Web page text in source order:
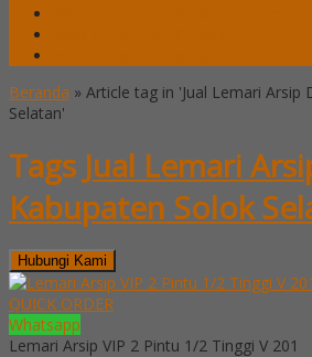
Beranda » Article tag in 'Jual Lemari Arsip
Selatan'
Tags Jual Lemari
Kabupaten Solok
Hubungi Kami
QUICK ORDER
Whatsapp
Lemari Arsip VIP 2 Pintu 1/2 Tinggi V 201